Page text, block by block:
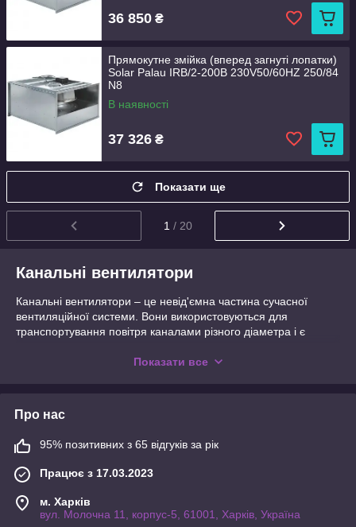
36 850 ₴
Прямокутне змійка (вперед загнуті лопатки)
Solar Palau IRB/2-200B 230V50/60HZ 250/84
N8
В наявності
37 326 ₴
Показати ще
1 / 20
Канальні вентилятори
Канальні вентилятори – це невід'ємна частина сучасної
вентиляційної системи. Вони використовуються для
транспортування повітря каналами різного діаметра і є
вентиляції в будинках будь-якого типу та призначення. У нас
Чому варто вибрати канальні вентилятори від
Ми пропонуємо лише перевірені та сертифіковані
моделі, які гарантовано забезпечать потрібний об'єм
повітря та тиск у системі вентиляції.
У нашій групі представлені канальні вентилятори
різної продуктивності, які дозволяють підібрати
Показати все
Про нас
95% позитивних з 65 відгуків за рік
Працює з 17.03.2023
м. Харків
вул. Молочна 11, корпус-5, 61001, Харків, Україна